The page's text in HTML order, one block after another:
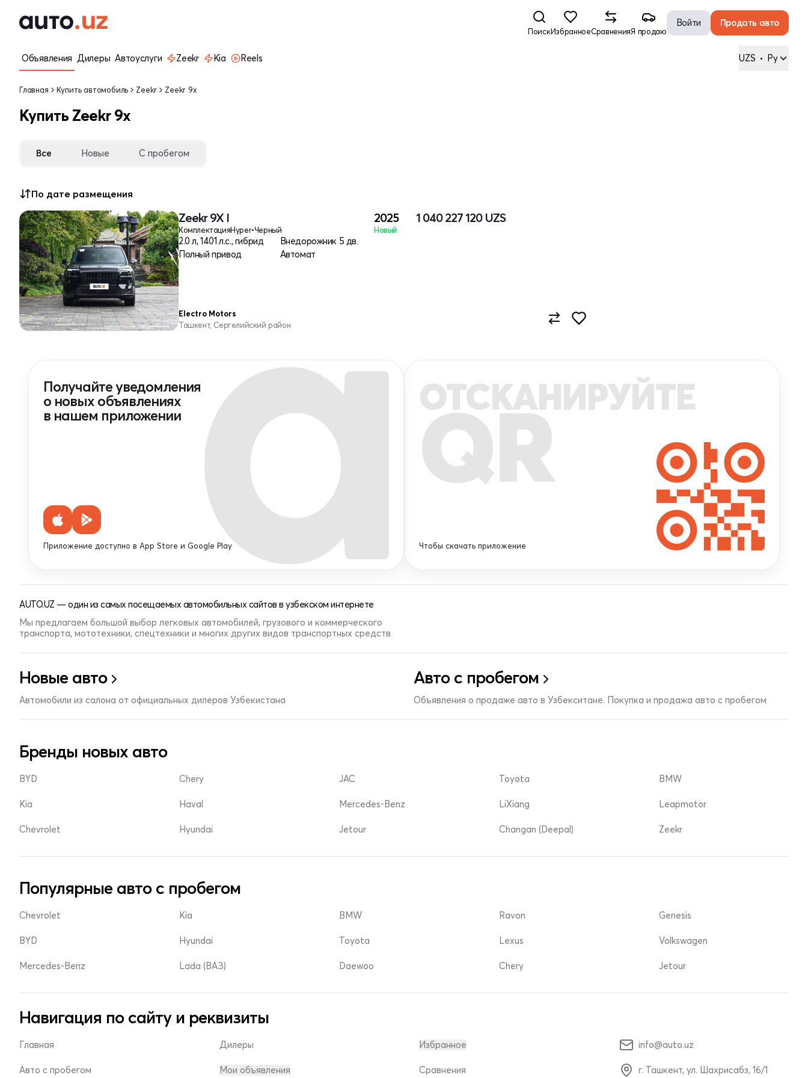
ПоискИзбранноеСравненияЯ продаю
Войти Продать авто
Объявления Дилеры Автоуслуги Zeekr Kia Reels UZS • Ру
Главная Купить автомобиль Zeekr Zeekr 9x
Купить Zeekr 9x
Все Новые С пробегом
По дате размещения
Zeekr 9X I
КомплектацияHyper•Черный
2.0 л, 1401 л.с., гибрид
Внедорожник 5 дв.
Полный привод
Автомат
2025
Новый
1 040 227 120 UZS
Electro Motors
Ташкент, Сергелийский район
Получайте уведомления
о новых объявлениях
в нашем приложении
Приложение доступно в App Store и Google Play
ОТСКАНИРУЙТЕ
QR
Чтобы скачать приложение
AUTO.UZ — один из самых посещаемых автомобильных сайтов в узбекском интернете
Мы предлагаем большой выбор легковых автомобилей, грузового и коммерческого
транспорта, мототехники, спецтехники и многих других видов транспортных средств
Новые авто
Автомобили из салона от официальных дилеров Узбекистана
Авто с пробегом
Объявления о продаже авто в Узбекситане. Покупка и продажа авто с пробегом
Бренды новых авто
BYD
Kia
Chevrolet
Chery
Haval
Hyundai
JAC
Mercedes-Benz
Jetour
Toyota
LiXiang
Changan (Deepal)
BMW
Leapmotor
Zeekr
Популярные авто с пробегом
Chevrolet
BYD
Mercedes-Benz
Kia
Hyundai
Lada (ВАЗ)
BMW
Toyota
Daewoo
Ravon
Lexus
Chery
Genesis
Volkswagen
Jetour
Навигация по сайту и реквизиты
Главная
Авто с пробегом
Дилеры
Мои объявления
Избранное
Сравнения
info@auto.uz
г. Ташкент, ул. Шахрисабз, 16/1